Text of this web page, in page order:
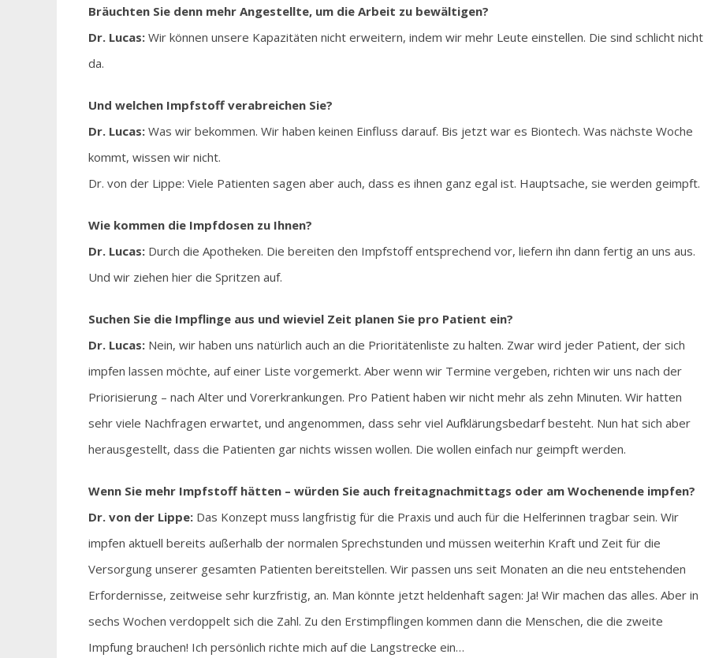
Bräuchten Sie denn mehr Angestellte, um die Arbeit zu bewältigen?
Dr. Lucas: Wir können unsere Kapazitäten nicht erweitern, indem wir mehr Leute einstellen. Die sind schlicht nicht
da.
Und welchen Impfstoff verabreichen Sie?
Dr. Lucas: Was wir bekommen. Wir haben keinen Einfluss darauf. Bis jetzt war es Biontech. Was nächste Woche
kommt, wissen wir nicht.
Dr. von der Lippe: Viele Patienten sagen aber auch, dass es ihnen ganz egal ist. Hauptsache, sie werden geimpft.
Wie kommen die Impfdosen zu Ihnen?
Dr. Lucas: Durch die Apotheken. Die bereiten den Impfstoff entsprechend vor, liefern ihn dann fertig an uns aus.
Und wir ziehen hier die Spritzen auf.
Suchen Sie die Impflinge aus und wieviel Zeit planen Sie pro Patient ein?
Dr. Lucas: Nein, wir haben uns natürlich auch an die Prioritätenliste zu halten. Zwar wird jeder Patient, der sich
impfen lassen möchte, auf einer Liste vorgemerkt. Aber wenn wir Termine vergeben, richten wir uns nach der
Priorisierung – nach Alter und Vorerkrankungen. Pro Patient haben wir nicht mehr als zehn Minuten. Wir hatten
sehr viele Nachfragen erwartet, und angenommen, dass sehr viel Aufklärungsbedarf besteht. Nun hat sich aber
herausgestellt, dass die Patienten gar nichts wissen wollen. Die wollen einfach nur geimpft werden.
Wenn Sie mehr Impfstoff hätten – würden Sie auch freitagnachmittags oder am Wochenende impfen?
Dr. von der Lippe: Das Konzept muss langfristig für die Praxis und auch für die Helferinnen tragbar sein. Wir
impfen aktuell bereits außerhalb der normalen Sprechstunden und müssen weiterhin Kraft und Zeit für die
Versorgung unserer gesamten Patienten bereitstellen. Wir passen uns seit Monaten an die neu entstehenden
Erfordernisse, zeitweise sehr kurzfristig, an. Man könnte jetzt heldenhaft sagen: Ja! Wir machen das alles. Aber in
sechs Wochen verdoppelt sich die Zahl. Zu den Erstimpflingen kommen dann die Menschen, die die zweite
Impfung brauchen! Ich persönlich richte mich auf die Langstrecke ein…